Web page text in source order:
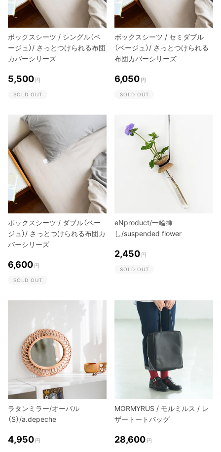
ボックスシーツ / シングル（ベ
ージュ）/ さっとつけられる布団
カバーシリーズ
5,500 円
SOLD OUT
ボックスシーツ / セミダブル
（ベージュ）/ さっとつけられる
布団カバーシリーズ
6,050 円
SOLD OUT
ボックスシーツ / ダブル（ベー
ジュ）/ さっとつけられる布団カ
バーシリーズ
6,600 円
SOLD OUT
eNproduct/一輪挿
し/suspended flower
2,450 円
SOLD OUT
ラタンミラー/オーバル
（S）/a.depeche
4,950 円
MORMYRUS / モルミルス / レ
ザートートバッグ
28,600 円